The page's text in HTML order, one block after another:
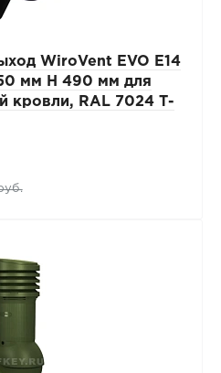
WiroVent EVO E14
мм Н 490 мм для
кровли, RAL 7024 Т-